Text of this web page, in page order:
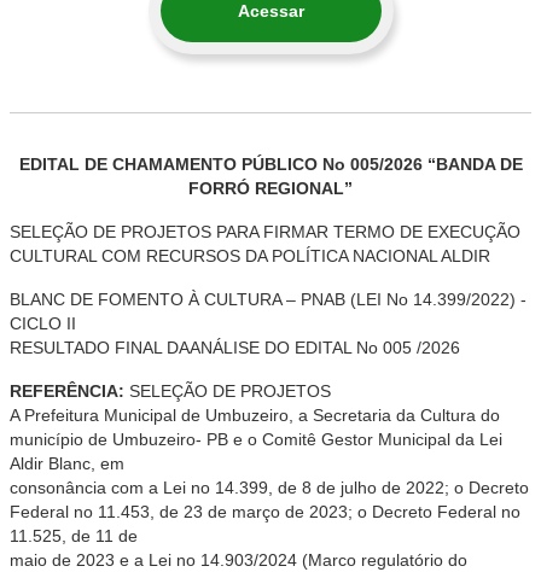
Acessar
EDITAL DE CHAMAMENTO PÚBLICO No 005/2026 “BANDA DE
FORRÓ REGIONAL”
SELEÇÃO DE PROJETOS PARA FIRMAR TERMO DE EXECUÇÃO
CULTURAL COM RECURSOS DA POLÍTICA NACIONAL ALDIR
BLANC DE FOMENTO À CULTURA – PNAB (LEI No 14.399/2022) -
CICLO II
RESULTADO FINAL DAANÁLISE DO EDITAL No 005 /2026
REFERÊNCIA: SELEÇÃO DE PROJETOS
A Prefeitura Municipal de Umbuzeiro, a Secretaria da Cultura do
município de Umbuzeiro- PB e o Comitê Gestor Municipal da Lei
Aldir Blanc, em
consonância com a Lei no 14.399, de 8 de julho de 2022; o Decreto
Federal no 11.453, de 23 de março de 2023; o Decreto Federal no
11.525, de 11 de
maio de 2023 e a Lei no 14.903/2024 (Marco regulatório do